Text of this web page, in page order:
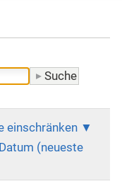
einschränken
Datum (neueste